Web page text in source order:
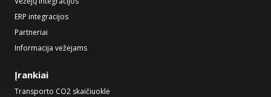
ERP integracijos
Partneriai
Informacija vežėjams
Įrankiai
Transporto CO2 skaičiuoklė